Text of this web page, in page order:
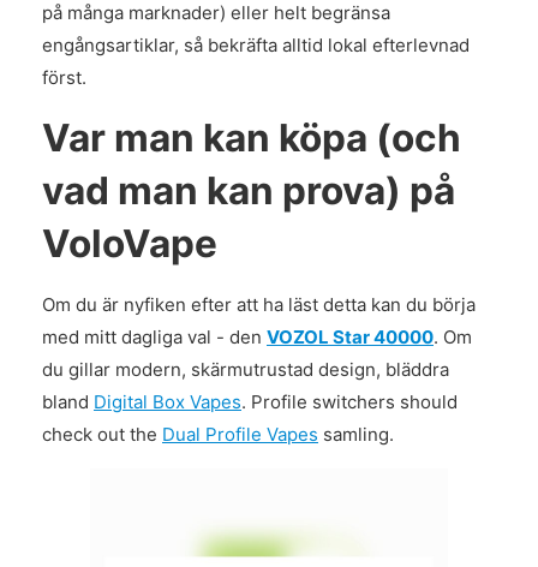
på många marknader) eller helt begränsa
engångsartiklar, så bekräfta alltid lokal efterlevnad
först.
Var man kan köpa (och
vad man kan prova) på
VoloVape
Om du är nyfiken efter att ha läst detta kan du börja
med mitt dagliga val - den VOZOL Star 40000. Om
du gillar modern, skärmutrustad design, bläddra
bland Digital Box Vapes. Profile switchers should
check out the Dual Profile Vapes samling.